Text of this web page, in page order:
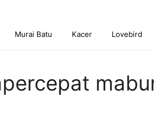
Murai Batu Kacer Lovebird